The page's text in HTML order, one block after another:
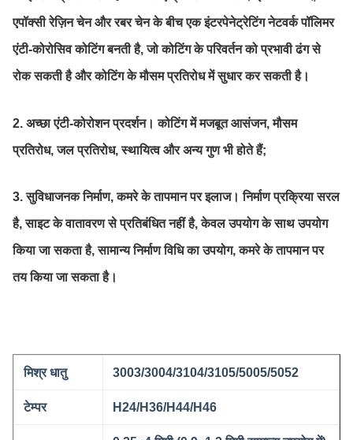
एपॉक्सी रेज़िन चेन और रबर चेन के बीच एक इंटरपेनेट्रेटिंग नेटवर्क पॉलिमर
एंटी-कोरोसिव कोटिंग बनती है, जो कोटिंग के परिवर्तन को प्रभावी ढंग से
रोक सकती है और कोटिंग के मौसम प्रतिरोध में सुधार कर सकती है।
2. अच्छा एंटी-कोरोशन प्रदर्शन। कोटिंग में मजबूत आसंजन, मौसम
प्रतिरोध, जल प्रतिरोध, स्थायित्व और अन्य गुण भी होते हैं;
3. सुविधाजनक निर्माण, कमरे के तापमान पर इलाज। निर्माण प्रक्रिया सरल
है, साइट के वातावरण से प्रतिबंधित नहीं है, केवल उपयोग के साथ उपयोग
किया जा सकता है, सामान्य निर्माण विधि का उपयोग, कमरे के तापमान पर
तय किया जा सकता है।
मिश्र धातु 3003/3004/3104/3105/5005/5052
टेम्पर H24/H36/H44/H46